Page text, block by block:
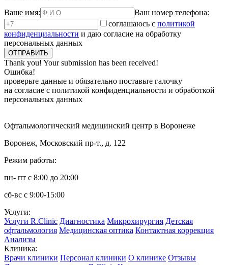
Ваше имя:
Ваш номер телефона:
соглашаюсь с политикой
конфиденциальности и даю согласие на обработку
персональных данных
Thank you! Your submission has been received!
Ошибка!
проверьте данные и обязательно поставьте галочку
на согласие с политикой конфиденциальности и обработкой
персональных данных
Офтальмологический медицинский центр в Воронеже
Воронеж, Московский пр-т., д. 122
Режим работы:
пн- пт с 8:00 до 20:00
сб-вс с 9:00-15:00
Услуги:
Услуги R.Clinic Диагностика Микрохирургия Детская
офтальмология Медицинская оптика Контактная коррекция
Анализы
Клиника:
Врачи клиники Персонал клиники О клинике Отзывы